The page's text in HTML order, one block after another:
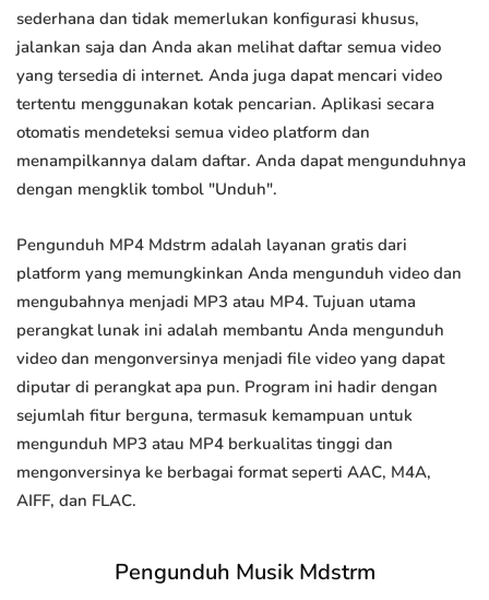
sederhana dan tidak memerlukan konfigurasi khusus,
jalankan saja dan Anda akan melihat daftar semua video
yang tersedia di internet. Anda juga dapat mencari video
tertentu menggunakan kotak pencarian. Aplikasi secara
otomatis mendeteksi semua video platform dan
menampilkannya dalam daftar. Anda dapat mengunduhnya
dengan mengklik tombol "Unduh".
Pengunduh MP4 Mdstrm adalah layanan gratis dari
platform yang memungkinkan Anda mengunduh video dan
mengubahnya menjadi MP3 atau MP4. Tujuan utama
perangkat lunak ini adalah membantu Anda mengunduh
video dan mengonversinya menjadi file video yang dapat
diputar di perangkat apa pun. Program ini hadir dengan
sejumlah fitur berguna, termasuk kemampuan untuk
mengunduh MP3 atau MP4 berkualitas tinggi dan
mengonversinya ke berbagai format seperti AAC, M4A,
AIFF, dan FLAC.
Pengunduh Musik Mdstrm